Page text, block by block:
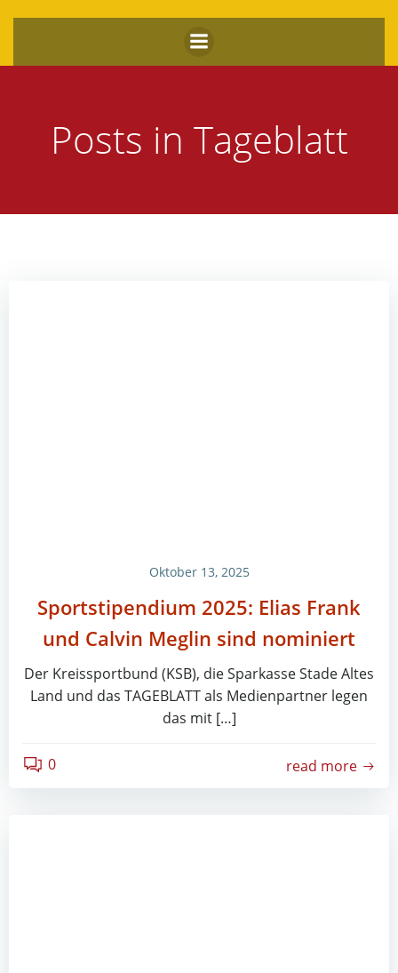
Inhalt
springen
Posts in Tageblatt
Oktober 13, 2025
Sportstipendium 2025: Elias Frank
und Calvin Meglin sind nominiert
Der Kreissportbund (KSB), die Sparkasse Stade Altes
Land und das TAGEBLATT als Medienpartner legen
das mit […]
0 read more